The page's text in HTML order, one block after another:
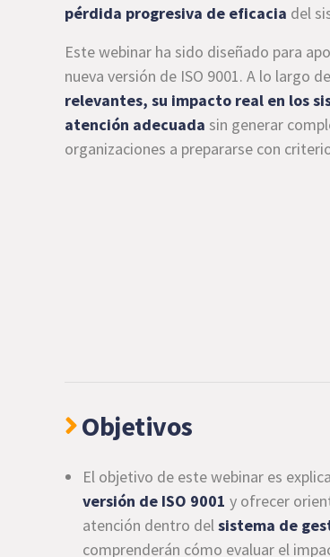
pérdida progresiva de eficacia del
Este webinar ha sido diseñado para
nueva versión de ISO 9001. A lo largo
relevantes, su impacto real en los
atención adecuada sin generar
organizaciones a prepararse con
Objetivos
El objetivo de este webinar es
versión de ISO 9001 y ofrecer
atención dentro del sistema de
comprenderán cómo evaluar el